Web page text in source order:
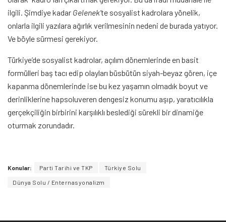
ilgili. Şimdiye kadar Gelenek’te sosyalist kadrolara yönelik,
onlarla ilgili yazılara ağırlık verilmesinin nedeni de burada yatıyor.
Ve böyle sürmesi gerekiyor.
Türkiye’de sosyalist kadrolar, açılım dönemlerinde en basit
formülleri baş tacı edip olayları büsbütün siyah-beyaz gören, içe
kapanma dönemlerinde ise bu kez yaşamın olmadık boyut ve
derinliklerine hapsoluveren dengesiz konumu aşıp, yaratıcılıkla
gerçekçiliğin birbirini karşılıklı beslediği sürekli bir dinamiğe
oturmak zorundadır.
Konular: Parti Tarihi ve TKP Türkiye Solu
Dünya Solu / Enternasyonalizm